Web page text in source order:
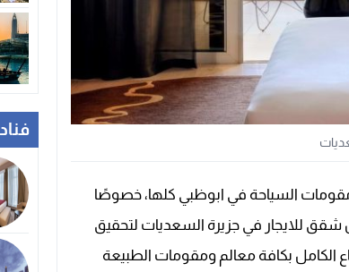
السياحة في ابوظبي كلها، خصوصًا
شقق للايجار في جزيرة السعديات لتحقيق
الكامل بكافة معالم ومقومات الطبيعة